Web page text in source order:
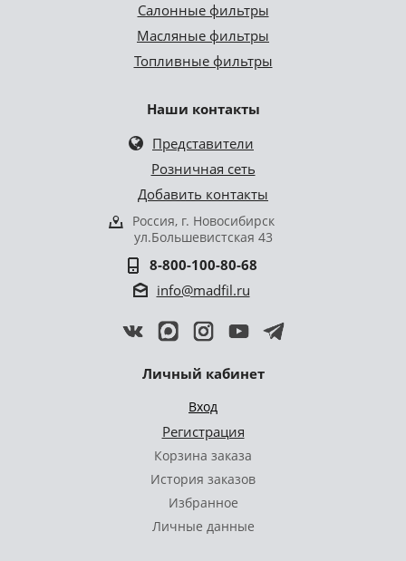
Салонные фильтры
Масляные фильтры
Топливные фильтры
Наши контакты
Представители
Розничная сеть
Добавить контакты
Россия, г. Новосибирск
ул.Большевистская 43
8-800-100-80-68
info@madfil.ru
Личный кабинет
Вход
Регистрация
Корзина заказа
История заказов
Избранное
Личные данные